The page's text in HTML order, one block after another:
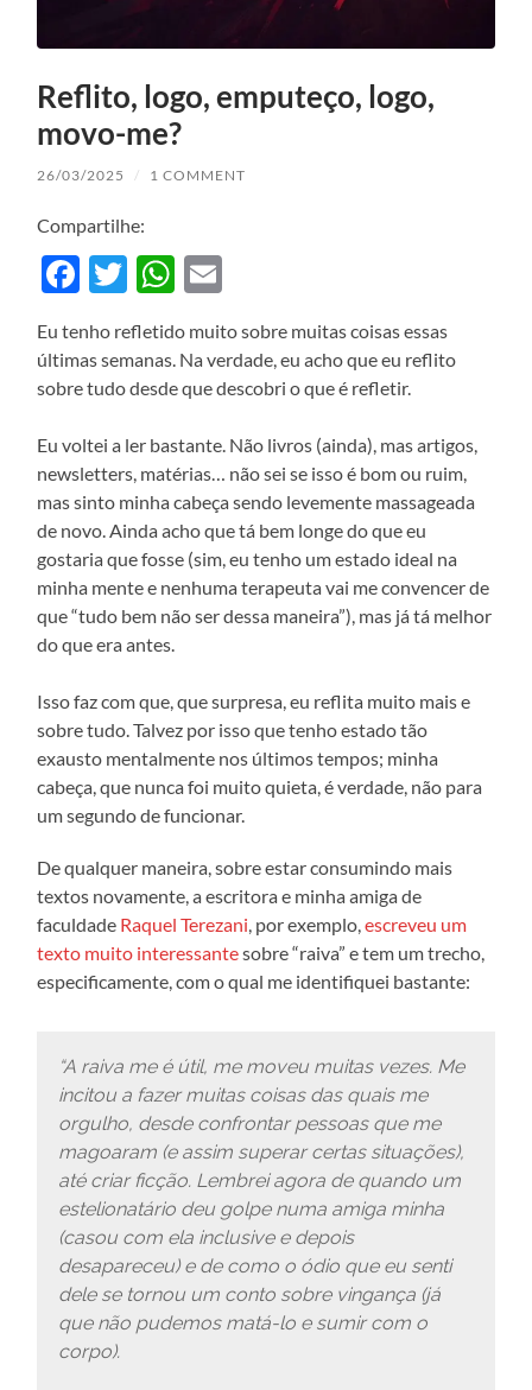
Reflito, logo, emputeço, logo,
movo-me?
26/03/2025 / 1 COMMENT
Compartilhe:
Facebook
TwitterWhatsApp
Eu tenho refletido muito sobre muitas coisas essas
últimas semanas. Na verdade, eu acho que eu reflito
sobre tudo desde que descobri o que é refletir.
Eu voltei a ler bastante. Não livros (ainda), mas artigos,
newsletters, matérias… não sei se isso é bom ou ruim,
mas sinto minha cabeça sendo levemente massageada
de novo. Ainda acho que tá bem longe do que eu
gostaria que fosse (sim, eu tenho um estado ideal na
minha mente e nenhuma terapeuta vai me convencer de
que “tudo bem não ser dessa maneira”), mas já tá melhor
do que era antes.
Isso faz com que, que surpresa, eu reflita muito mais e
sobre tudo. Talvez por isso que tenho estado tão
exausto mentalmente nos últimos tempos; minha
cabeça, que nunca foi muito quieta, é verdade, não para
um segundo de funcionar.
De qualquer maneira, sobre estar consumindo mais
textos novamente, a escritora e minha amiga de
faculdade Raquel Terezani, por exemplo,escreveu um
texto muito interessantesobre “raiva” e tem um trecho,
especificamente, com o qual me identifiquei bastante:
“A raiva me é útil, me moveu muitas vezes. Me
incitou a fazer muitas coisas das quais me
orgulho, desde confrontar pessoas que me
magoaram (e assim superar certas situações),
até criar ficção. Lembrei agora de quando um
estelionatário deu golpe numa amiga minha
(casou com ela inclusive e depois
desapareceu) e de como o ódio que eu senti
dele se tornou um conto sobre vingança (já
que não pudemos matá-lo e sumir com o
corpo).